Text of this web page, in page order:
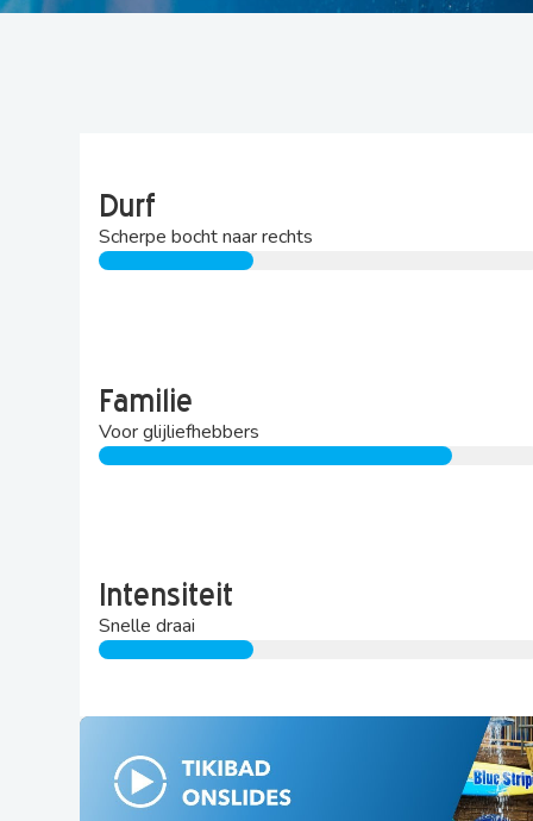
Shops & souvenirs
Durf
Scherpe bocht naar rechts
Familie
Voor glijliefhebbers
Intensiteit
Snelle draai